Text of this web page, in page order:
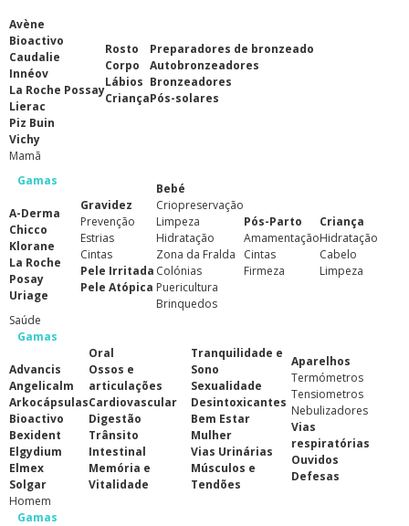
Avène
Bioactivo
Caudalie
Innéov
La Roche Possay
Lierac
Piz Buin
Vichy
Rosto
Corpo
Lábios
Criança
Preparadores de bronzeado
Autobronzeadores
Bronzeadores
Pós-solares
Mamã
Gamas
A-Derma
Chicco
Klorane
La Roche
Posay
Uriage
Gravidez
Prevenção
Estrias
Cintas
Pele Irritada
Pele Atópica
Bebé
Criopreservação
Limpeza
Hidratação
Zona da Fralda
Colónias
Puericultura
Brinquedos
Pós-Parto
Amamentação
Cintas
Firmeza
Criança
Hidratação
Cabelo
Limpeza
Saúde
Gamas
Advancis
Angelicalm
Arkocápsulas
Bioactivo
Bexident
Elgydium
Elmex
Solgar
Oral
Ossos e
articulações
Cardiovascular
Digestão
Trânsito
Intestinal
Memória e
Vitalidade
Tranquilidade e
Sono
Sexualidade
Desintoxicantes
Bem Estar
Mulher
Vias Urinárias
Músculos e
Tendões
Aparelhos
Termómetros
Tensiometros
Nebulizadores
Vias
respiratórias
Ouvidos
Defesas
Homem
Gamas